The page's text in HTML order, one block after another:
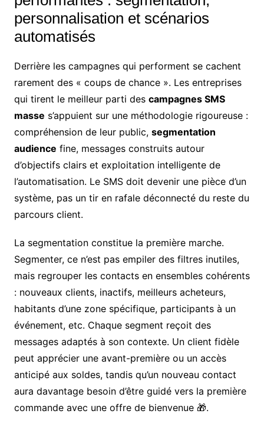
personnalisation et scénarios
automatisés
Derrière les campagnes qui performent se cachent
rarement des « coups de chance ». Les entreprises
qui tirent le meilleur parti des campagnes SMS
masse s’appuient sur une méthodologie rigoureuse :
compréhension de leur public, segmentation
audience fine, messages construits autour
d’objectifs clairs et exploitation intelligente de
l’automatisation. Le SMS doit devenir une pièce d’un
système, pas un tir en rafale déconnecté du reste du
parcours client.
La segmentation constitue la première marche.
Segmenter, ce n’est pas empiler des filtres inutiles,
mais regrouper les contacts en ensembles cohérents
: nouveaux clients, inactifs, meilleurs acheteurs,
habitants d’une zone spécifique, participants à un
événement, etc. Chaque segment reçoit des
messages adaptés à son contexte. Un client fidèle
peut apprécier une avant-première ou un accès
anticipé aux soldes, tandis qu’un nouveau contact
aura davantage besoin d’être guidé vers la première
commande avec une offre de bienvenue 🎁.